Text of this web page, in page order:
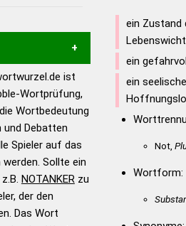
zu
um die
Spiel zu
in 12
ist
Wortprüfung,
Wortbedeutung
und Debatten
Spieler auf das
Sollte ein
NOTANKERzu
der den
Das Wort
ein Zustand
ein
ein
Not,
Wortform: